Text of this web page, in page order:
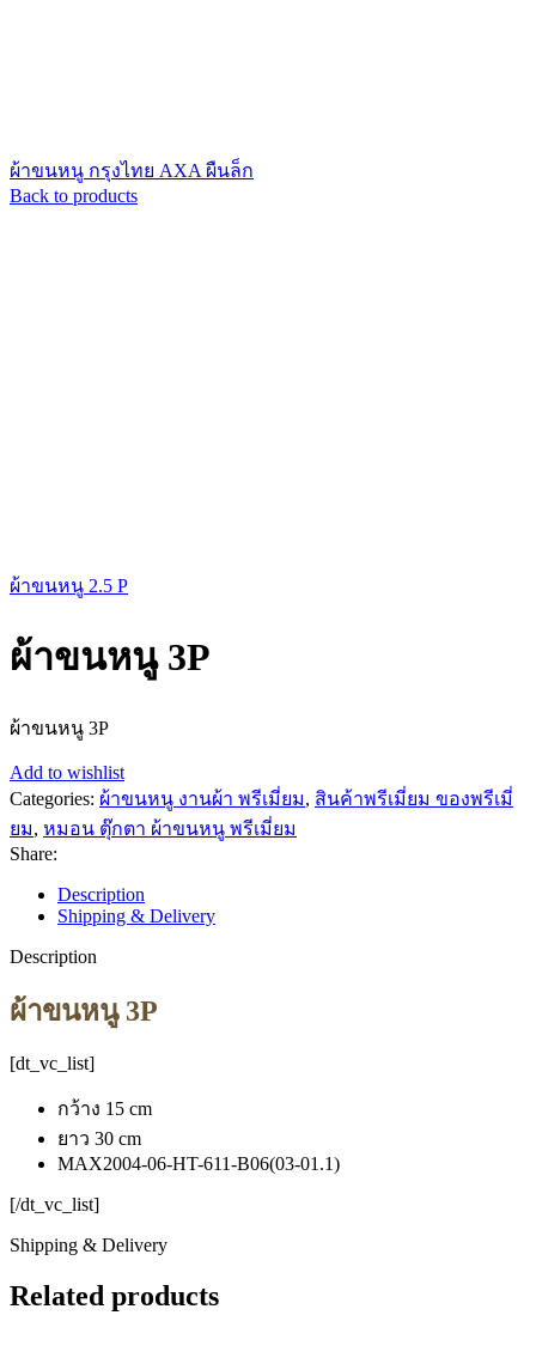
ผ้าขนหนู กรุงไทย AXA ผืนล็ก
Back to products
ผ้าขนหนู 2.5 P
ผ้าขนหนู 3P
ผ้าขนหนู 3P
Add to wishlist
Categories: ผ้าขนหนู งานผ้า พรีเมี่ยม, สินค้าพรีเมี่ยม ของพรีเมี่
ยม, หมอน ตุ๊กตา ผ้าขนหนู พรีเมี่ยม
Share:
Description
Shipping & Delivery
Description
ผ้าขนหนู 3P
[dt_vc_list]
กว้าง 15 cm
ยาว 30 cm
MAX2004-06-HT-611-B06(03-01.1)
[/dt_vc_list]
Shipping & Delivery
Related products